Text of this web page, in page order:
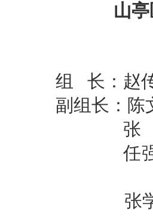
山
组 长：赵
副组长：陈
张 雯
任强强
张学